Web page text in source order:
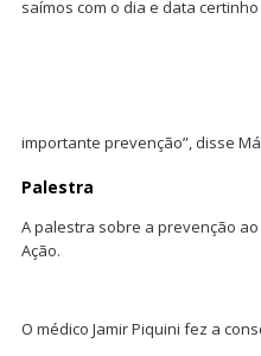
saímos com o dia e data
importante prevenção”, disse
Palestra
A palestra sobre a prevenção
Ação.
O médico Jamir Piquini fez a